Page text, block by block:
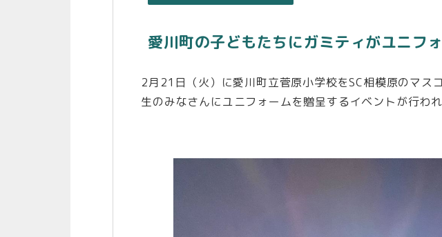
愛川町の子どもたちにガミティがユニフ
2月21日（火）に愛川町立菅原小学校をSC相模原のマス
生のみなさんにユニフォームを贈呈するイベントが行われ